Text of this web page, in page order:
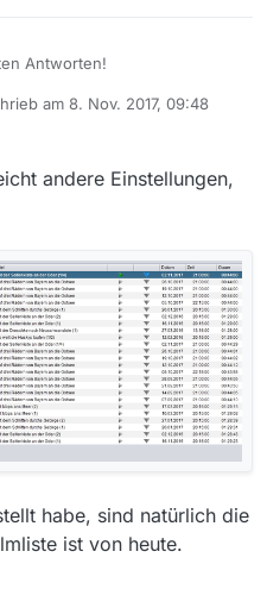
Antworten!
habe mich strikt an die FAQ
versucht - nicht einmal die
brachte irgend einen
bei nur einem Sender (RBB)
ich etwas falsch? (rhetorisch)
und ich nicht?
am 8. Nov. 2017, 09:48
editiert von
andere Einstellungen,
habe, sind natürlich die
ist von heute.